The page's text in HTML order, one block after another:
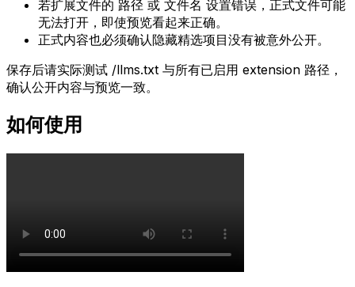
若扩展文件的 路径 或 文件名 设置错误，正式文件可能
无法打开，即使预览看起来正确。
正式内容也必须确认隐藏精选项目没有被意外公开。
保存后请实际测试 /llms.txt 与所有已启用 extension 路径，
确认公开内容与预览一致。
如何使用